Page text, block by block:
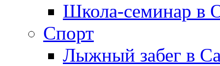
Школа-семинар в
Спорт
Лыжный забег в